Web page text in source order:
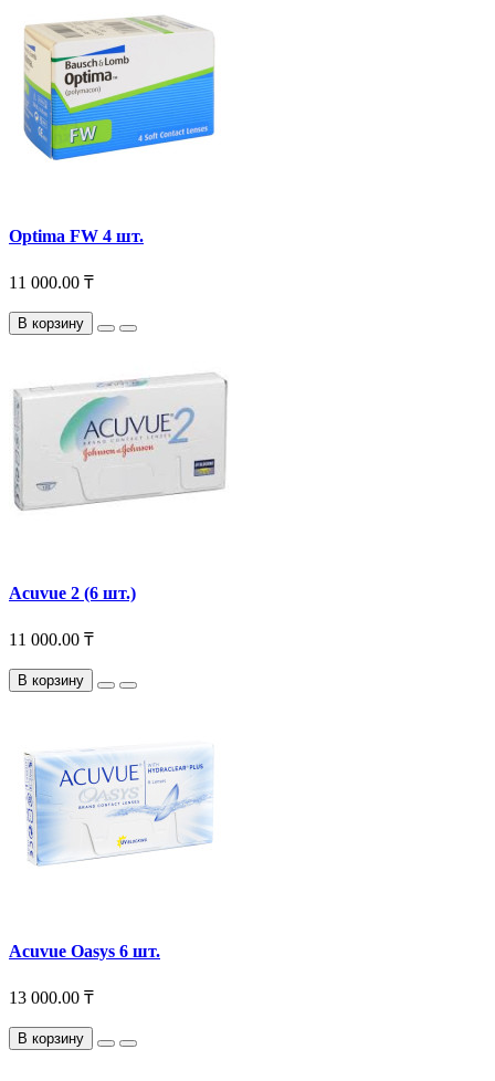
Optima FW 4 шт.
11 000.00 ₸
В корзину
Acuvue 2 (6 шт.)
11 000.00 ₸
В корзину
Acuvue Oasys 6 шт.
13 000.00 ₸
В корзину